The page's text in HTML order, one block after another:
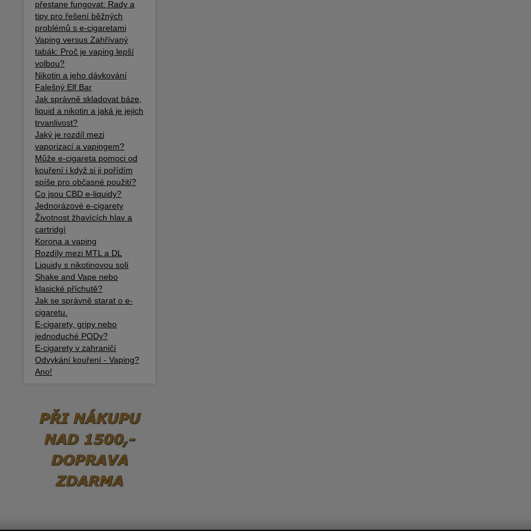
přestane fungovat: Rady a
tipy pro řešení běžných
problémů s e-cigaretami
Vaping versus Zahřívaný
tabák: Proč je vaping lepší
volbou?
Nikotin a jeho dávkování
Falešný Elf Bar
Jak správně skladovat báze,
liquid a nikotin a jaká je jejich
trvanlivost?
Jaký je rozdíl mezi
vaporizací a vapingem?
Může e-cigareta pomoci od
kouření i když si ji pořídím
spíše pro občasné použití?
Co jsou CBD e-liquidy?
Jednorázové e-cigarety
Životnost žhavících hlav a
cartridgí
Korona a vaping
Rozdíly mezi MTL a DL
Liquidy s nikotinovou solí
Shake and Vape nebo
klasické příchutě?
Jak se správně starat o e-
cigaretu.
E-cigarety, gripy nebo
jednoduché PODy?
E-cigarety v zahraničí
Odvykání kouření - Vaping?
Ano!